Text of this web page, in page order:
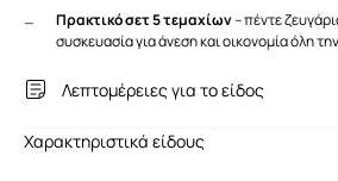
Πρακτικό σετ 5 τεμαχίων– πέντε
συσκευασία για άνεση και οικονομία όλη
Λεπτομέρειες για το είδος
Χαρακτηριστικά είδους